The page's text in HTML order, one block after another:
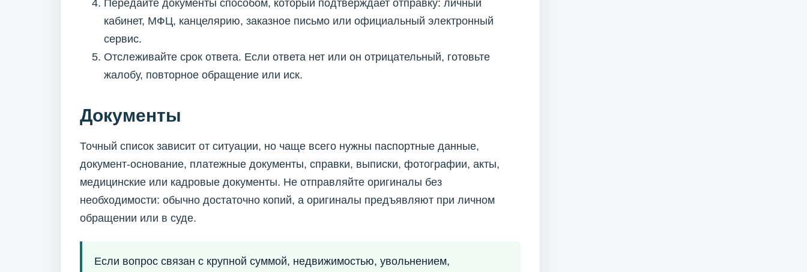
Передайте документы способом, который подтверждает отправку: личный
кабинет, МФЦ, канцелярию, заказное письмо или официальный электронный
сервис.
Отслеживайте срок ответа. Если ответа нет или он отрицательный, готовьте
жалобу, повторное обращение или иск.
Документы
Точный список зависит от ситуации, но чаще всего нужны паспортные данные,
документ-основание, платежные документы, справки, выписки, фотографии, акты,
медицинские или кадровые документы. Не отправляйте оригиналы без
необходимости: обычно достаточно копий, а оригиналы предъявляют при личном
обращении или в суде.
Если вопрос связан с крупной суммой, недвижимостью, увольнением,